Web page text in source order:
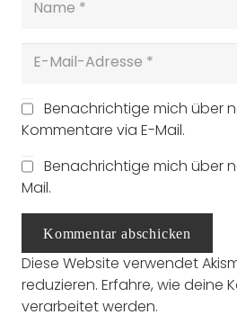
Benachrichtige mich über
Kommentare via E-Mail.
Benachrichtige mich über
Mail.
Kommentar abschicken
Diese Website verwendet
reduzieren. Erfahre, wie deine
verarbeitet werden.